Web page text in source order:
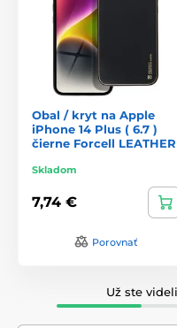
Obal / kryt na Apple
iPhone 14 Plus ( 6.7 )
čierne Forcell LEATHER
Skladom
7,74 €
Porovnať
Už ste